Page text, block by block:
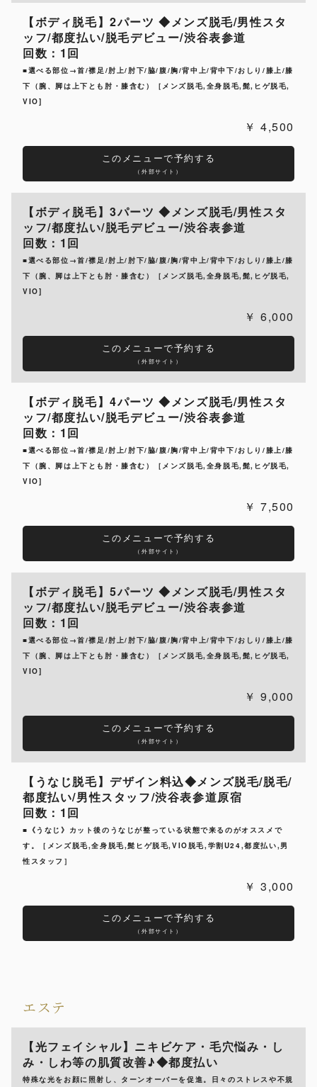
【ボディ脱毛】2パーツ ◆メンズ脱毛/男性スタ
ッフ/都度払い/脱毛デビュー/渋谷表参道
回数：1回
■選べる部位→首/襟足/肘上/肘下/脇/腹/胸/背中上/背中下/おしり/膝上/膝
下（腕、脚は上下とも肘・膝含む）［メンズ脱毛,全身脱毛,髭,ヒゲ脱毛,
VIO]
4,500
このメニューで予約する
（外部サイト）
【ボディ脱毛】3パーツ ◆メンズ脱毛/男性スタ
ッフ/都度払い/脱毛デビュー/渋谷表参道
回数：1回
■選べる部位→首/襟足/肘上/肘下/脇/腹/胸/背中上/背中下/おしり/膝上/膝
下（腕、脚は上下とも肘・膝含む）［メンズ脱毛,全身脱毛,髭,ヒゲ脱毛,
VIO]
6,000
このメニューで予約する
（外部サイト）
【ボディ脱毛】4パーツ ◆メンズ脱毛/男性スタ
ッフ/都度払い/脱毛デビュー/渋谷表参道
回数：1回
■選べる部位→首/襟足/肘上/肘下/脇/腹/胸/背中上/背中下/おしり/膝上/膝
下（腕、脚は上下とも肘・膝含む）［メンズ脱毛,全身脱毛,髭,ヒゲ脱毛,
VIO]
7,500
このメニューで予約する
（外部サイト）
【ボディ脱毛】5パーツ ◆メンズ脱毛/男性スタ
ッフ/都度払い/脱毛デビュー/渋谷表参道
回数：1回
■選べる部位→首/襟足/肘上/肘下/脇/腹/胸/背中上/背中下/おしり/膝上/膝
下（腕、脚は上下とも肘・膝含む）［メンズ脱毛,全身脱毛,髭,ヒゲ脱毛,
VIO]
9,000
このメニューで予約する
（外部サイト）
【うなじ脱毛】デザイン料込◆メンズ脱毛/脱毛/
都度払い/男性スタッフ/渋谷表参道原宿
回数：1回
■《うなじ》カット後のうなじが整っている状態で来るのがオススメで
す。［メンズ脱毛,全身脱毛,髭ヒゲ脱毛,VIO脱毛,学割U24,都度払い,男
性スタッフ］
3,000
このメニューで予約する
（外部サイト）
エステ
【光フェイシャル】ニキビケア・毛穴悩み・し
み・しわ等の肌質改善♪◆都度払い
特殊な光をお顔に照射し、ターンオーバーを促進。日々のストレスや不規